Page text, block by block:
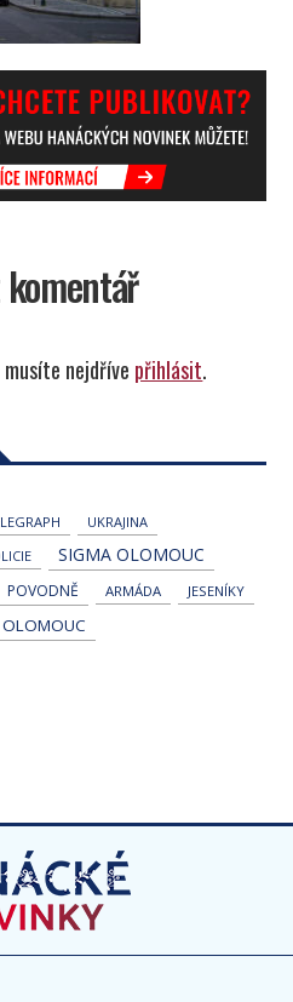
nejdříve přihlásit.
UKRAJINA
SIGMA OLOMOUC
POVODNĚ ARMÁDA JESENÍKY
OLOMOUC